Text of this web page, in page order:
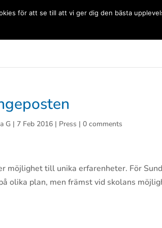
G | 7 Feb 2016 | Press |0 comments
möjlighet till unika erfarenheter. För
olika plan, men främst vid skolans
för att se till att vi ger dig den bästa